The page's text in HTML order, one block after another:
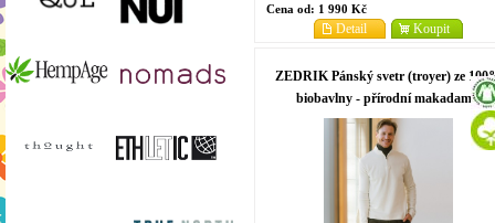
Cena od: 1 990 Kč
Koupit
Detail
ZEDRIK Pánský svetr (troyer) ze
biobavlny - přírodní makadamia